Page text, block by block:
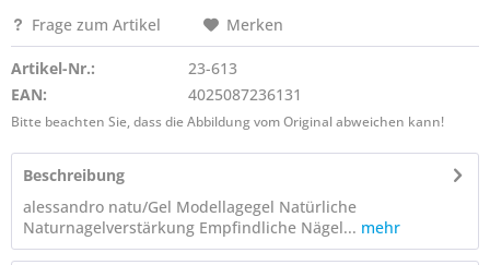
Frage zum Artikel Merken
Artikel-Nr.:
23-613
EAN:
4025087236131
Bitte beachten Sie, dass die Abbildung vom Original abweichen kann!
Beschreibung
alessandro natu/Gel Modellagegel Natürliche
Naturnagelverstärkung Empfindliche Nägel... mehr